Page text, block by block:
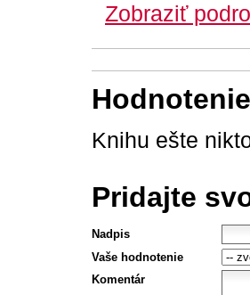
Zobraziť
Knihu ešte
Pridajte
Nadpis
Vaše hodnotenie
Komentár